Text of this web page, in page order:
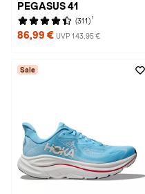
PEGASUS 41
(311) 1
86,99 € UVP 143,95 €
Sale